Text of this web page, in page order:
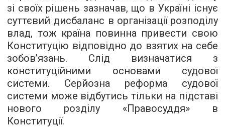
зі своїх рішень зазначав, що в Україні існує
суттєвий дисбаланс в організації розподілу
влад, тож країна повинна привести свою
Конституцію відповідно до взятих на себе
зобов’язань. Слід визначатися з
конституційними основами судової
системи. Серйозна реформа судової
системи може відбутись тільки на підставі
нового розділу «Правосуддя» в
Конституції.